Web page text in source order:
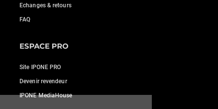
Echanges & retours
FAQ
ESPACE PRO
Site IPONE PRO
Devenir revendeur
IPONE MediaHouse